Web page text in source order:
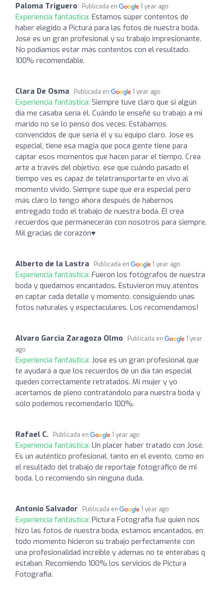
Paloma Triguero Publicada en 1 year ago
Experiencia fantástica: Estamos súper contentos de
haber elegido a Pictura para las fotos de nuestra boda.
Jose es un gran profesional y su trabajo impresionante.
No podíamos estar más contentos con el resultado.
100% recomendable.
Clara De Osma Publicada en 1 year ago
Experiencia fantástica: Siempre tuve claro que si algún
día me casaba sería él. Cuándo le enseñé su trabajo a mi
marido no se lo pensó dos veces. Estábamos
convencidos de que sería él y su equipo claro. Jose es
especial, tiene esa magia que poca gente tiene para
captar esos momentos que hacen parar el tiempo. Crea
arte a través del objetivo, ese que cuándo pasado el
tiempo ves es capaz de teletransportarte en vivo al
momento vivido. Siempre supe que era especial pero
más claro lo tengo ahora después de habernos
entregado todo el trabajo de nuestra boda. Él crea
recuerdos que permanecerán con nosotros para siempre.
Mil gracias de corazón♥️
Alberto de la Lastra Publicada en 1 year ago
Experiencia fantástica: Fueron los fotógrafos de nuestra
boda y quedamos encantados. Estuvieron muy atentos
en captar cada detalle y momento, consiguiendo unas
fotos naturales y espectaculares. Los recomendamos!
Alvaro Garcia Zaragoza Olmo Publicada en
1 year
ago
Experiencia fantástica: Jose es un gran profesional que
te ayudará a que los recuerdos de un día tan especial
queden correctamente retratados. Mi mujer y yo
acertamos de pleno contratándolo para nuestra boda y
sólo podemos recomendarlo 100%.
Rafael C. Publicada en 1 year ago
Experiencia fantástica: Un placer haber tratado con José.
Es un auténtico profesional, tanto en el evento, como en
el resultado del trabajo de reportaje fotográfico de mi
boda. Lo recomiendo sin ninguna duda.
Antonio Salvador Publicada en 1 year ago
Experiencia fantástica: Pictura Fotografia fue quien nos
hizo las fotos de nuestra boda, estamos encantados, en
todo momento hicieron su trabajo perfectamente con
una profesionalidad increible y ademas no te enterabas q
estaban. Recomiendo 100% los servicios de Pictura
Fotografia.